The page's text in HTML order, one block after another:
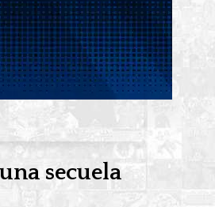
secuela